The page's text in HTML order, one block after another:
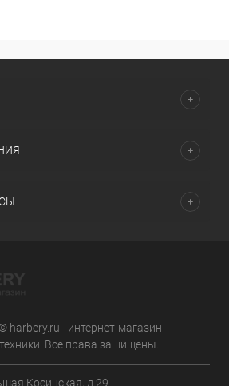
harbery.ru - интернет-магазин
Все права защищены.
Косинская, д.29